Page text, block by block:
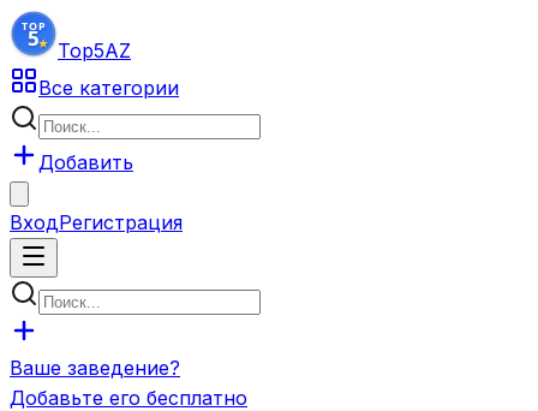
Top5AZ
Все категории
Добавить
ВходРегистрация
Ваше заведение?
Добавьте его бесплатно